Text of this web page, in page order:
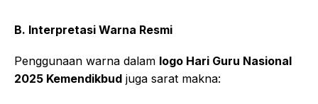
B. Interpretasi Warna Resmi
Penggunaan warna dalam logo Hari Guru Nasional
2025 Kemendikbud juga sarat makna: